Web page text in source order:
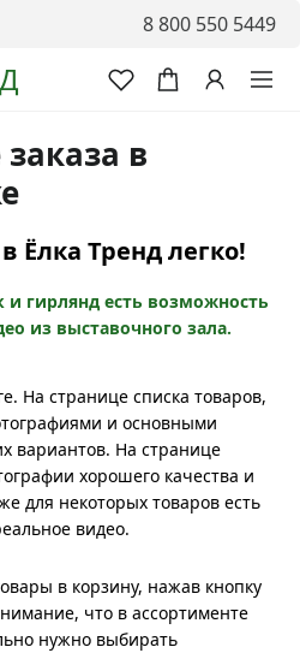
8 800 550 5449
в
Ёлка Тренд легко!
и гирлянд есть возможность
из выставочного зала.
На странице списка товаров,
и основными
вариантов. На странице
хорошего качества и
для некоторых товаров есть
видео.
в корзину, нажав кнопку
что в ассортименте
нужно выбирать